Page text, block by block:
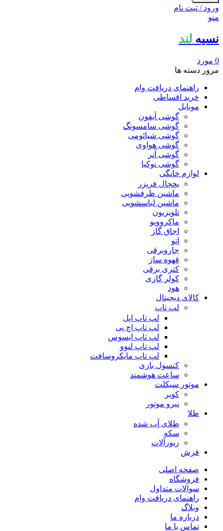
ورود / ثبت نام
منو
نسیه لند
0 مورد
مرور دسته ها
راهنمای دریافت وام
خرید اقساطی
موبایل
گوشی آیفون
گوشی سامسونگ
گوشی شیائومی
گوشی هواوی
گوشی آنر
گوشی نوکیا
لوازم خانگی
یخچال فریزر
ماشین ظرفشویی
ماشین لباسشویی
تلویزیون
ماکروویو
اجاق گاز
اتو
جاروبرقی
قهوه ساز
کتری برقی
کولر گازی
هود
کالای دیجیتال
لپ تاپ
لپ تاپ اپل
لپ تاپ اچ پی
لپ تاپ ایسوس
لپ تاپ لنوو
لپ تاپ مایکروسافت
کنسول بازی
ساعت هوشمند
موتور سیکلت
کویر
نیرو موتور
طلا
طلای آب شده
سکه
زیورآلات
فرش
صفحه اصلی
فروشگاه
سوالات متداول
راهنمای دریافت وام
وبلاگ
درباره ما
تماس با ما